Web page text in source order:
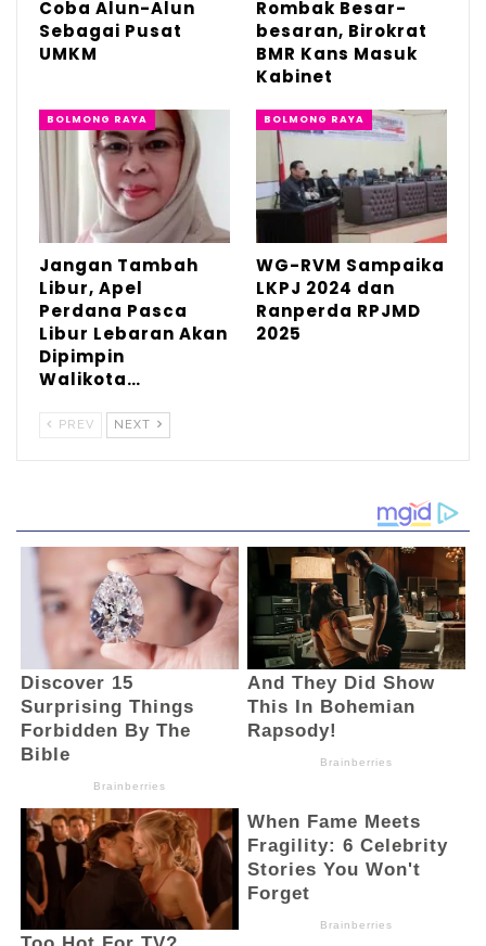
Coba Alun-Alun
Sebagai Pusat
UMKM
Rombak Besar-
besaran, Birokrat
BMR Kans Masuk
Kabinet
BOLMONG RAYA
Jangan Tambah
Libur, Apel
Perdana Pasca
Libur Lebaran Akan
Dipimpin
Walikota…
BOLMONG RAYA
WG-RVM Sampaika
LKPJ 2024 dan
Ranperda RPJMD
2025
PREV NEXT